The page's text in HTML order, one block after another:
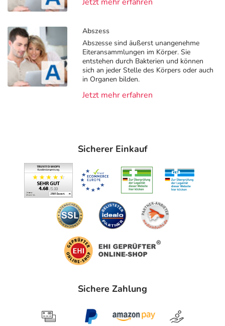
Abszess
Abszesse sind äußerst unangenehme
Eiteransammlungen im Körper. Sie
entstehen durch Bakterien und können
sich an jeder Stelle des Körpers oder auch
in Organen bilden.
Jetzt mehr erfahren
Sicherer Einkauf
Sichere Zahlung